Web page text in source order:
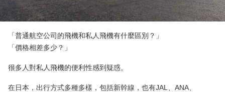
「普通航空公司的飛機和私人飛機有什麼區別？」
「價格相差多少？」
很多人對私人飛機的便利性感到疑惑。
在日本，出行方式多種多樣，包括新幹線，也有JAL、AN​​A、